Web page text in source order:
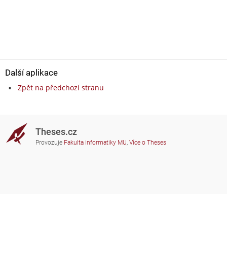
Další aplikace
Zpět na předchozí stranu
Theses.cz
Provozuje Fakulta informatiky MU, Více o Theses